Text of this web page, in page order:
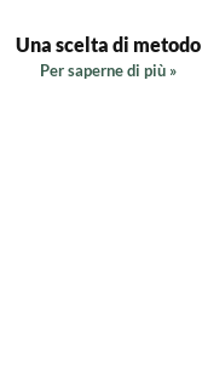
Una scelta di metodo
Per saperne di più »